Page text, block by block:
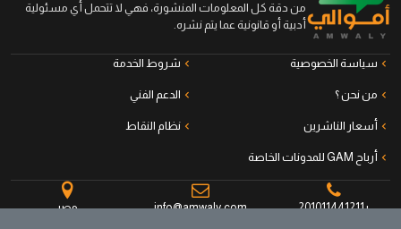
من دقة كل المعلومات المنشورة، فهي لا تتحمل أي مسئولية
أدبية أو قانونية عما يتم نشره.
سياسة الخصوصية شروط الخدمة
من نحن ؟ الدعم الفني
أسعار الناشرين نظام النقاط
أرباح GAM للمدونات الخاصة
+201011441211
info@amwaly.com
مصر